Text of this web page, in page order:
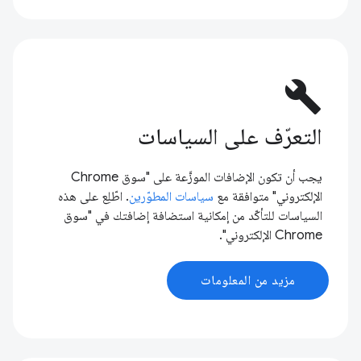
build
التعرّف على السياسات
يجب أن تكون الإضافات الموزَّعة على "سوق Chrome
الإلكتروني" متوافقة مع سياسات المطوّرين. اطّلِع على هذه
السياسات للتأكّد من إمكانية استضافة إضافتك في "سوق
Chrome الإلكتروني".
مزيد من المعلومات